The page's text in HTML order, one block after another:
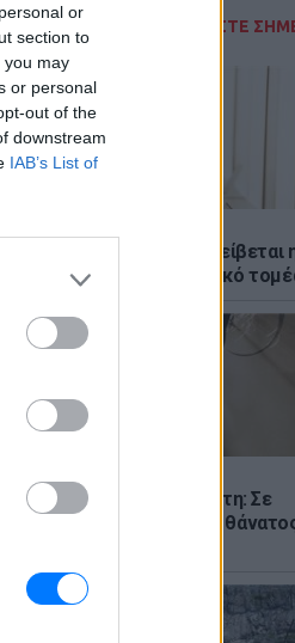
or
section to
you may
or personal
out of the
downstream
IAB’s List of
ΔΙΑΒΑΣΤΕ
Πώς αμείβεται
την αργία στον ιδιωτικό
-πτώμα σε καταψύκτη: Σε
αίτια οφείλεται ο